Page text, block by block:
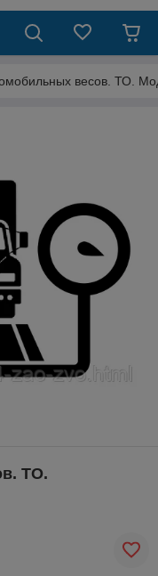
весов. ТО.
ТО.